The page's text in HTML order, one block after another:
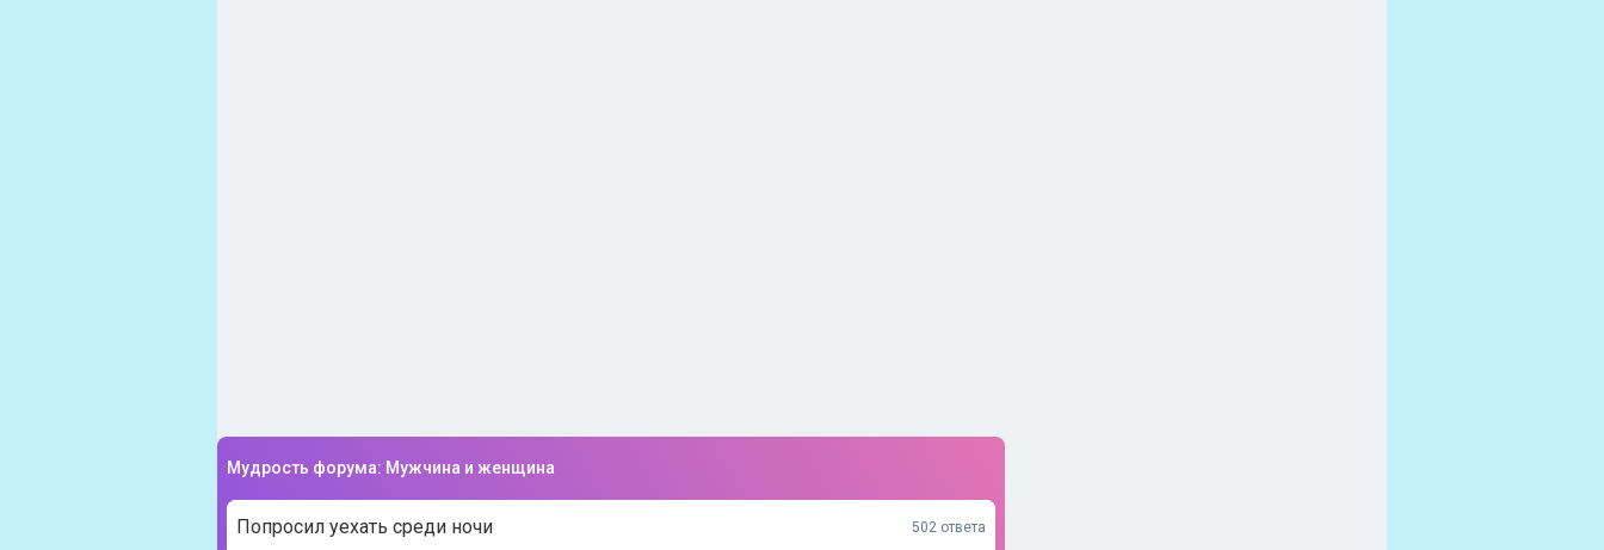
Мудрость форума: Мужчина и женщина
Попросил уехать среди ночи 502 ответа